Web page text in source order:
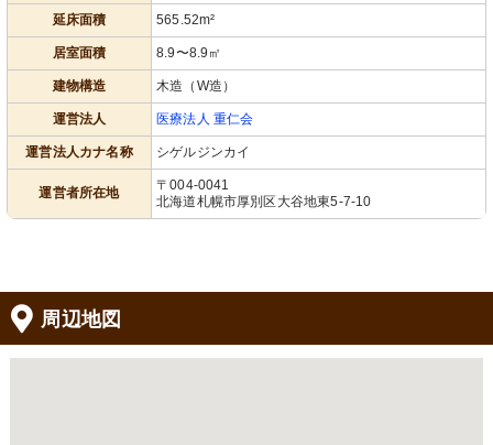
延床面積 565.52m²
居室面積 8.9〜8.9㎡
建物構造 木造（W造）
運営法人 医療法人 重仁会
運営法人カナ名称 シゲルジンカイ
運営者所在地
〒004-0041
北海道札幌市厚別区大谷地東5-7-10
周辺地図